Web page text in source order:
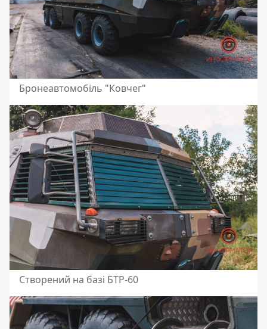
Бронеавтомобіль "Ковчег"
Створений на базі БТР-60